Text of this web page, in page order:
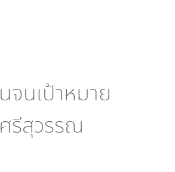
นเป้าหมาย
รีสุวรรณ